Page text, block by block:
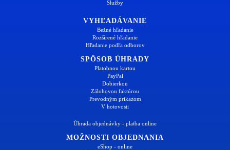
Služby
VYHĽADÁVANIE
Bežné hľadanie
Rozšírené hľadanie
Hľadanie podľa odborov
SPÔSOB ÚHRADY
Platobnou kartou
PayPal
Dobierkou
Zálohovou faktúrou
Prevodným príkazom
V hotovosti
Úhrada objednávky - platba online
MOŽNOSTI OBJEDNANIA
eShop - online